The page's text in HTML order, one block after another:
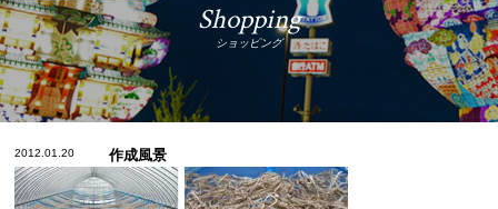
Shopping
ショッピング
2012.01.20 作成風景